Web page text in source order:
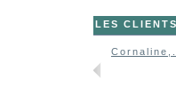
LES